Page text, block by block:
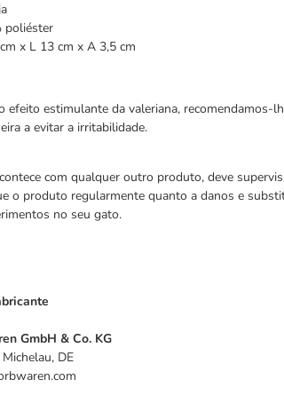
poliéster
x L 13 cm x A 3,5 cm
efeito estimulante da valeriana,
a evitar a irritabilidade.
com qualquer outro produto, deve
o produto regularmente quanto a danos e
no seu gato.
GmbH & Co. KG
DE